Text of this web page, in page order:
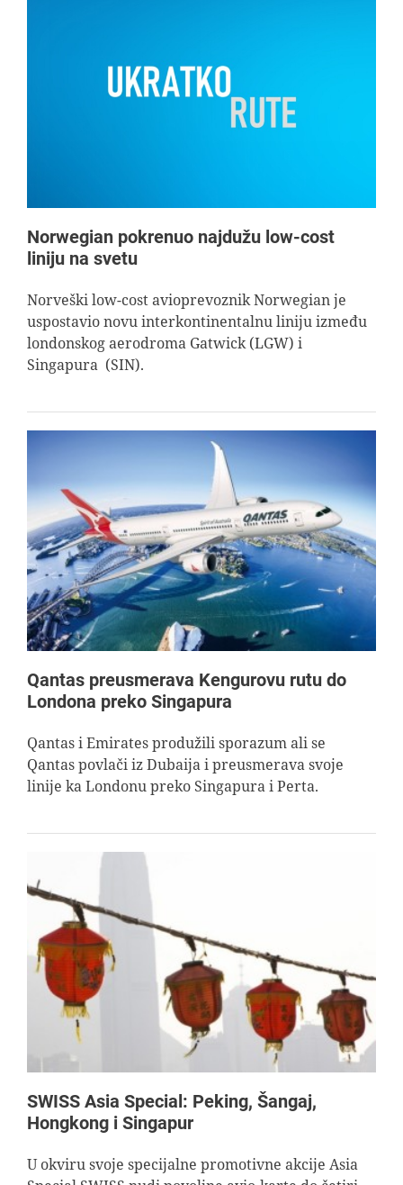
Norwegian pokrenuo najdužu low-cost
liniju na svetu
Norveški low-cost avioprevoznik Norwegian je
uspostavio novu interkontinentalnu liniju između
londonskog aerodroma Gatwick (LGW) i
Singapura (SIN).
Qantas preusmerava Kengurovu rutu do
Londona preko Singapura
Qantas i Emirates produžili sporazum ali se
Qantas povlači iz Dubaija i preusmerava svoje
linije ka Londonu preko Singapura i Perta.
SWISS Asia Special: Peking, Šangaj,
Hongkong i Singapur
U okviru svoje specijalne promotivne akcije Asia